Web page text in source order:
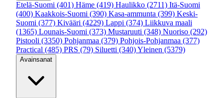
Etelä-Suomi (401) Häme (419) Haulikko (2711) Itä-Suomi
(400) Kaakkois-Suomi (390) Kasa-ammunta (399) Keski-
Suomi (377) Kivääri (4229) Lappi (374) Liikkuva maali
(1365) Lounais-Suomi (373) Mustaruuti (348) Nuoriso (292)
Pistooli (3350) Pohjanmaa (379) Pohjois-Pohjanmaa (377)
Practical (485) PRS (79) Siluetti (340)Yleinen (5379)
Avainsanat